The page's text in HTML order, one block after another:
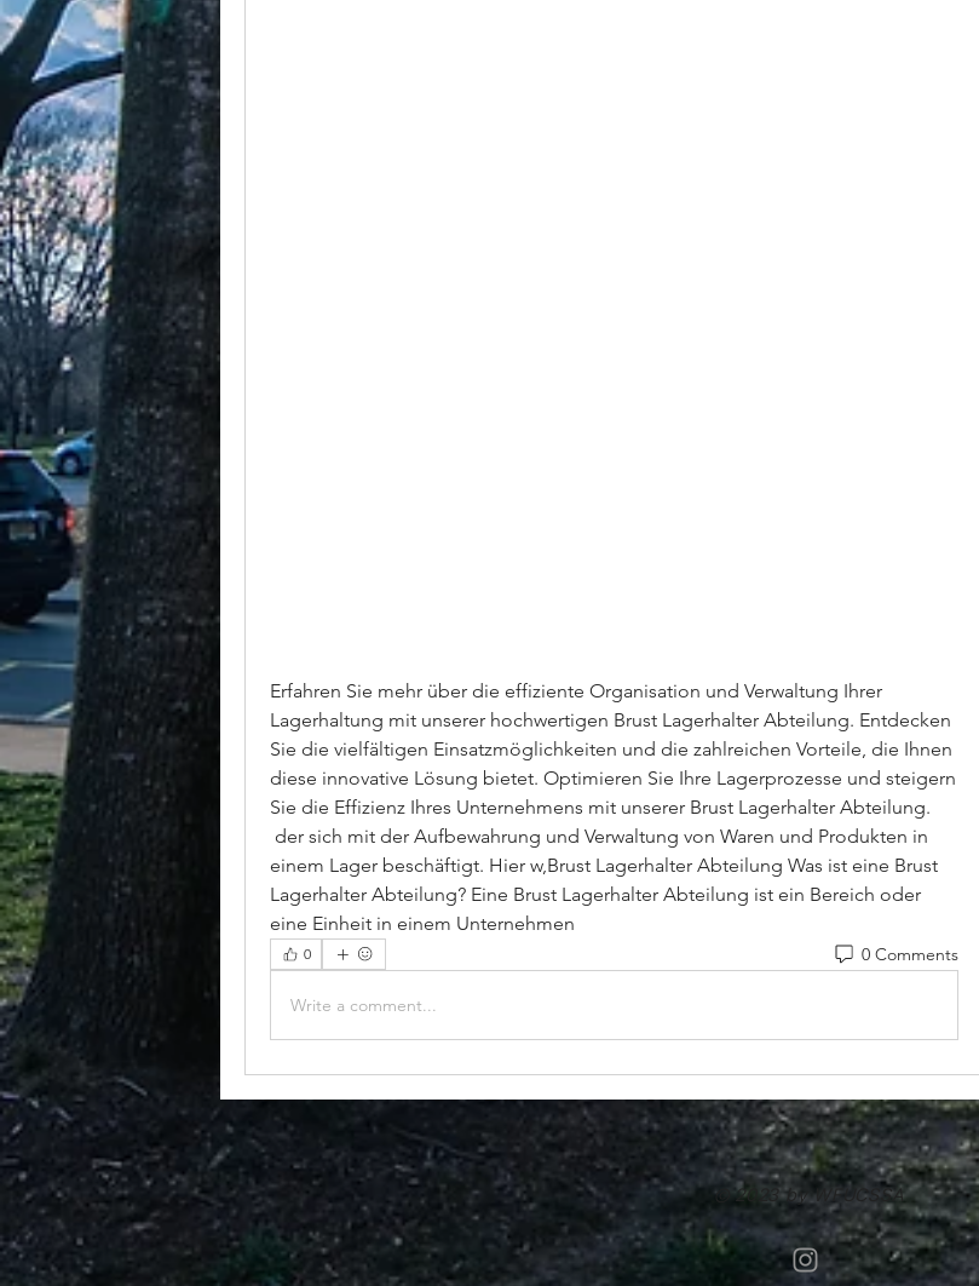
Erfahren Sie mehr über die effiziente Organisation und Verwaltung Ihrer
Lagerhaltung mit unserer hochwertigen Brust Lagerhalter Abteilung. Entdecken
Sie die vielfältigen Einsatzmöglichkeiten und die zahlreichen Vorteile, die Ihnen
diese innovative Lösung bietet. Optimieren Sie Ihre Lagerprozesse und steigern
Sie die Effizienz Ihres Unternehmens mit unserer Brust Lagerhalter Abteilung.
einem Lager beschäftigt. Hier w,Brust Lagerhalter Abteilung Was ist eine Brust
Lagerhalter Abteilung? Eine Brust Lagerhalter Abteilung ist ein Bereich oder
eine Einheit in einem Unternehmen
0 0 Comments
Write a comment...
© 2023 by WFUCSSA